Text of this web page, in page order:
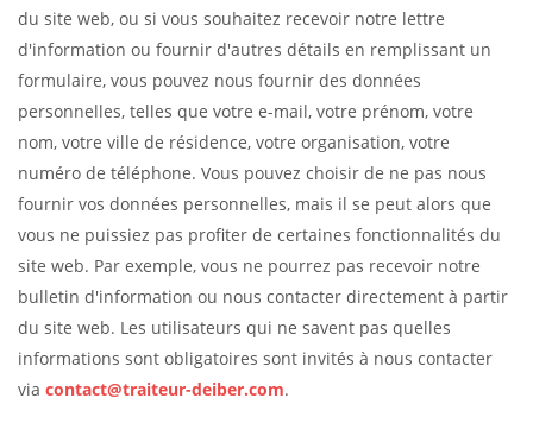
du site web, ou si vous souhaitez recevoir notre lettre
d'information ou fournir d'autres détails en remplissant un
formulaire, vous pouvez nous fournir des données
personnelles, telles que votre e-mail, votre prénom, votre
nom, votre ville de résidence, votre organisation, votre
numéro de téléphone. Vous pouvez choisir de ne pas nous
fournir vos données personnelles, mais il se peut alors que
vous ne puissiez pas profiter de certaines fonctionnalités du
site web. Par exemple, vous ne pourrez pas recevoir notre
bulletin d'information ou nous contacter directement à partir
du site web. Les utilisateurs qui ne savent pas quelles
informations sont obligatoires sont invités à nous contacter
via contact@traiteur-deiber.com.